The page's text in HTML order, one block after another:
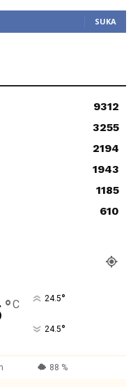
SUKA
9312
3255
2194
1943
1185
610
°C 24.5°
24.5°
88 %